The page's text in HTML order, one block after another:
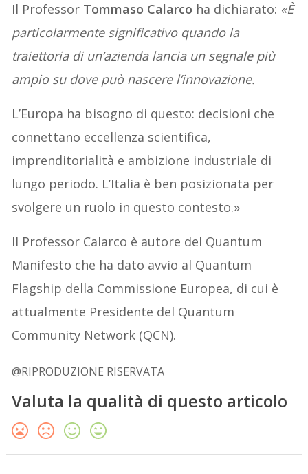
Il Professor Tommaso Calarco ha dichiarato: «È
particolarmente significativo quando la
traiettoria di un’azienda lancia un segnale più
ampio su dove può nascere l’innovazione.
L’Europa ha bisogno di questo: decisioni che
connettano eccellenza scientifica,
imprenditorialità e ambizione industriale di
lungo periodo. L’Italia è ben posizionata per
svolgere un ruolo in questo contesto.»
Il Professor Calarco è autore del Quantum
Manifesto che ha dato avvio al Quantum
Flagship della Commissione Europea, di cui è
attualmente Presidente del Quantum
Community Network (QCN).
@RIPRODUZIONE RISERVATA
Valuta la qualità di questo articolo